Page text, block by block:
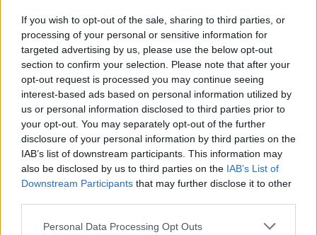
If you wish to opt-out of the sale, sharing to third parties, or
processing of your personal or sensitive information for
targeted advertising by us, please use the below opt-out
section to confirm your selection. Please note that after your
opt-out request is processed you may continue seeing
interest-based ads based on personal information utilized by
us or personal information disclosed to third parties prior to
your opt-out. You may separately opt-out of the further
disclosure of your personal information by third parties on the
IAB’s list of downstream participants. This information may
also be disclosed by us to third parties on the IAB’s List of
Downstream Participants that may further disclose it to other
Personal Data Processing Opt Outs
*Formula în care noul Farul Constanța țintește
sus: Hagi 89%, Marica 10%, Iașko 1%. Va avea
stadion modern, de 18.000 de locuri
*Dacă vrei Liga Campionilor, ia-ți antrenor
german! Formidabila ștafetă Klopp – Flick –
Tuchel. Chelsea e noua regină a Europei
*Revoluție în fotbal! Conform noii reguli